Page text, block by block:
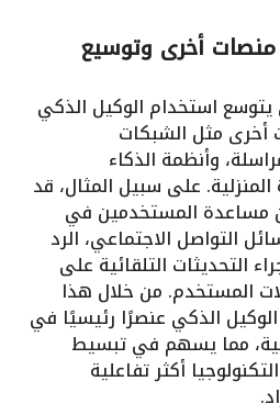
منصات أخرى وتوسيع
استخدام الوكيل الذكي
أخرى مثل الشبكات
وأنظمة الذكاء
على سبيل المثال، قد
مساعدة المستخدمين في
التواصل الاجتماعي، الرد
التحديثات التلقائية على
المستخدم. من خلال هذا
الذكي عنصرًا رئيسيًا في
مما يسهم في تبسيط
أكثر تفاعلية